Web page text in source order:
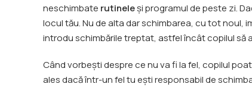
neschimbate rutineleși programul de peste zi.
locul tău. Nu de alta dar schimbarea, cu tot noul,
introdu schimbările treptat, astfel încât copilul să
Când vorbești despre ce nu va fi la fel, copilul
ales dacă într-un fel tu ești responsabil de